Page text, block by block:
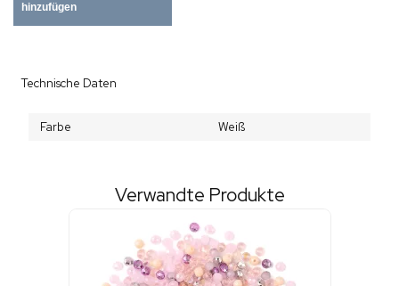
hinzufügen
Technische Daten
Farbe Weiß
Verwandte Produkte